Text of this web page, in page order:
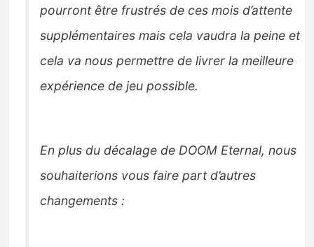
pourront être frustrés de ces mois d’attente
supplémentaires mais cela vaudra la peine et
cela va nous permettre de livrer la meilleure
expérience de jeu possible.
En plus du décalage de DOOM Eternal, nous
souhaiterions vous faire part d’autres
changements :